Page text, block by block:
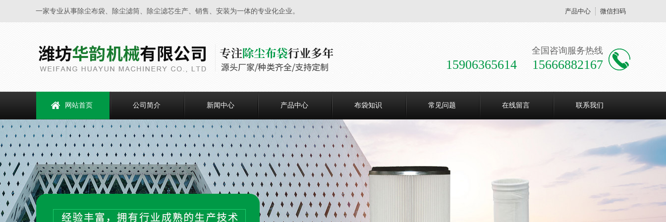
一家专业从事除尘布袋、除尘滤筒、除尘滤芯生产、销售、安装为一体的专业化企业。 产品中心 微信扫码
全国咨询服务热线
15906365614 15666882167
网站首页 公司简介 新闻中心 产品中心 布袋知识 常见问题 在线留言 联系我们